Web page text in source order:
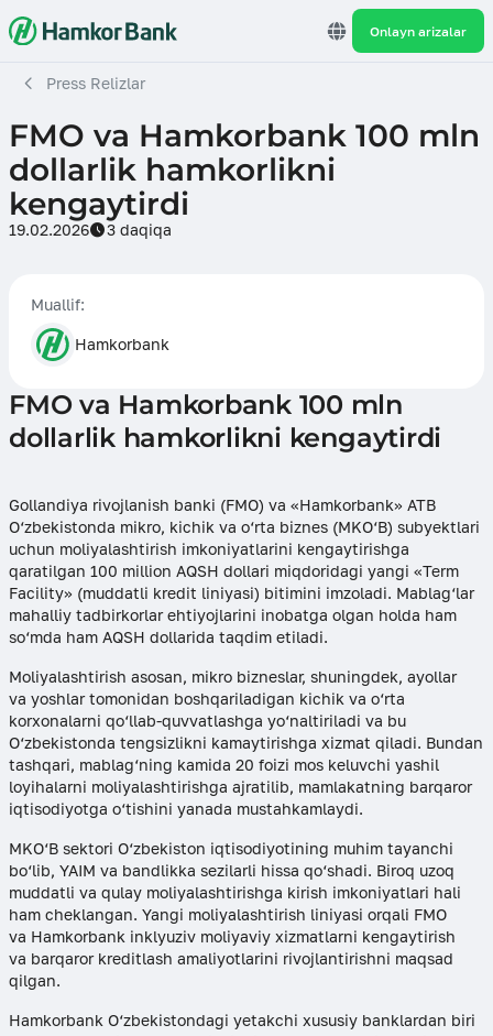
Onlayn arizalar
Press Relizlar
FMO va Hamkorbank 100 mln
dollarlik hamkorlikni
kengaytirdi
19.02.2026 3 daqiqa
Muallif:
Hamkorbank
FMO va Hamkorbank 100 mln
dollarlik hamkorlikni kengaytirdi
Gollandiya rivojlanish banki (FMO) va «Hamkorbank» ATB
O‘zbekistonda mikro, kichik va o‘rta biznes (MKO‘B) subyektlari
uchun moliyalashtirish imkoniyatlarini kengaytirishga
qaratilgan 100 million AQSH dollari miqdoridagi yangi «Term
Facility» (muddatli kredit liniyasi) bitimini imzoladi. Mablag‘lar
mahalliy tadbirkorlar ehtiyojlarini inobatga olgan holda ham
so‘mda ham AQSH dollarida taqdim etiladi.
Moliyalashtirish asosan, mikro bizneslar, shuningdek, ayollar
va yoshlar tomonidan boshqariladigan kichik va o‘rta
korxonalarni qo‘llab-quvvatlashga yo‘naltiriladi va bu
O‘zbekistonda tengsizlikni kamaytirishga xizmat qiladi. Bundan
tashqari, mablag‘ning kamida 20 foizi mos keluvchi yashil
loyihalarni moliyalashtirishga ajratilib, mamlakatning barqaror
iqtisodiyotga o‘tishini yanada mustahkamlaydi.
MKO‘B sektori O‘zbekiston iqtisodiyotining muhim tayanchi
bo‘lib, YAIM va bandlikka sezilarli hissa qo‘shadi. Biroq uzoq
muddatli va qulay moliyalashtirishga kirish imkoniyatlari hali
ham cheklangan. Yangi moliyalashtirish liniyasi orqali FMO
va Hamkorbank inklyuziv moliyaviy xizmatlarni kengaytirish
va barqaror kreditlash amaliyotlarini rivojlantirishni maqsad
qilgan.
Hamkorbank O‘zbekistondagi yetakchi xususiy banklardan biri